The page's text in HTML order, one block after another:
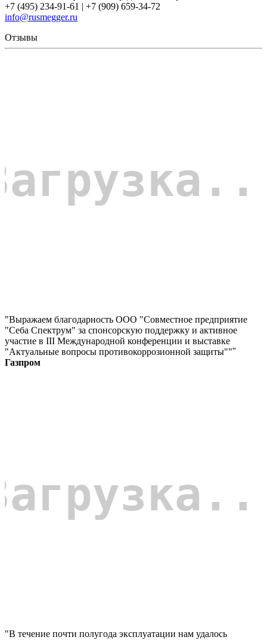
+7 (495) 234-91-61 | +7 (909) 659-34-72
info@rusmegger.ru
Отзывы
"Выражаем благодарность ООО "Совместное предприятие
"Себа Спектрум" за спонсорскую поддержку и активное
участие в III Международной конференции и выставке
"Актуальные вопросы противокоррозионной защиты"""
Газпром
"В течение почти полугода эксплуатации нам удалось